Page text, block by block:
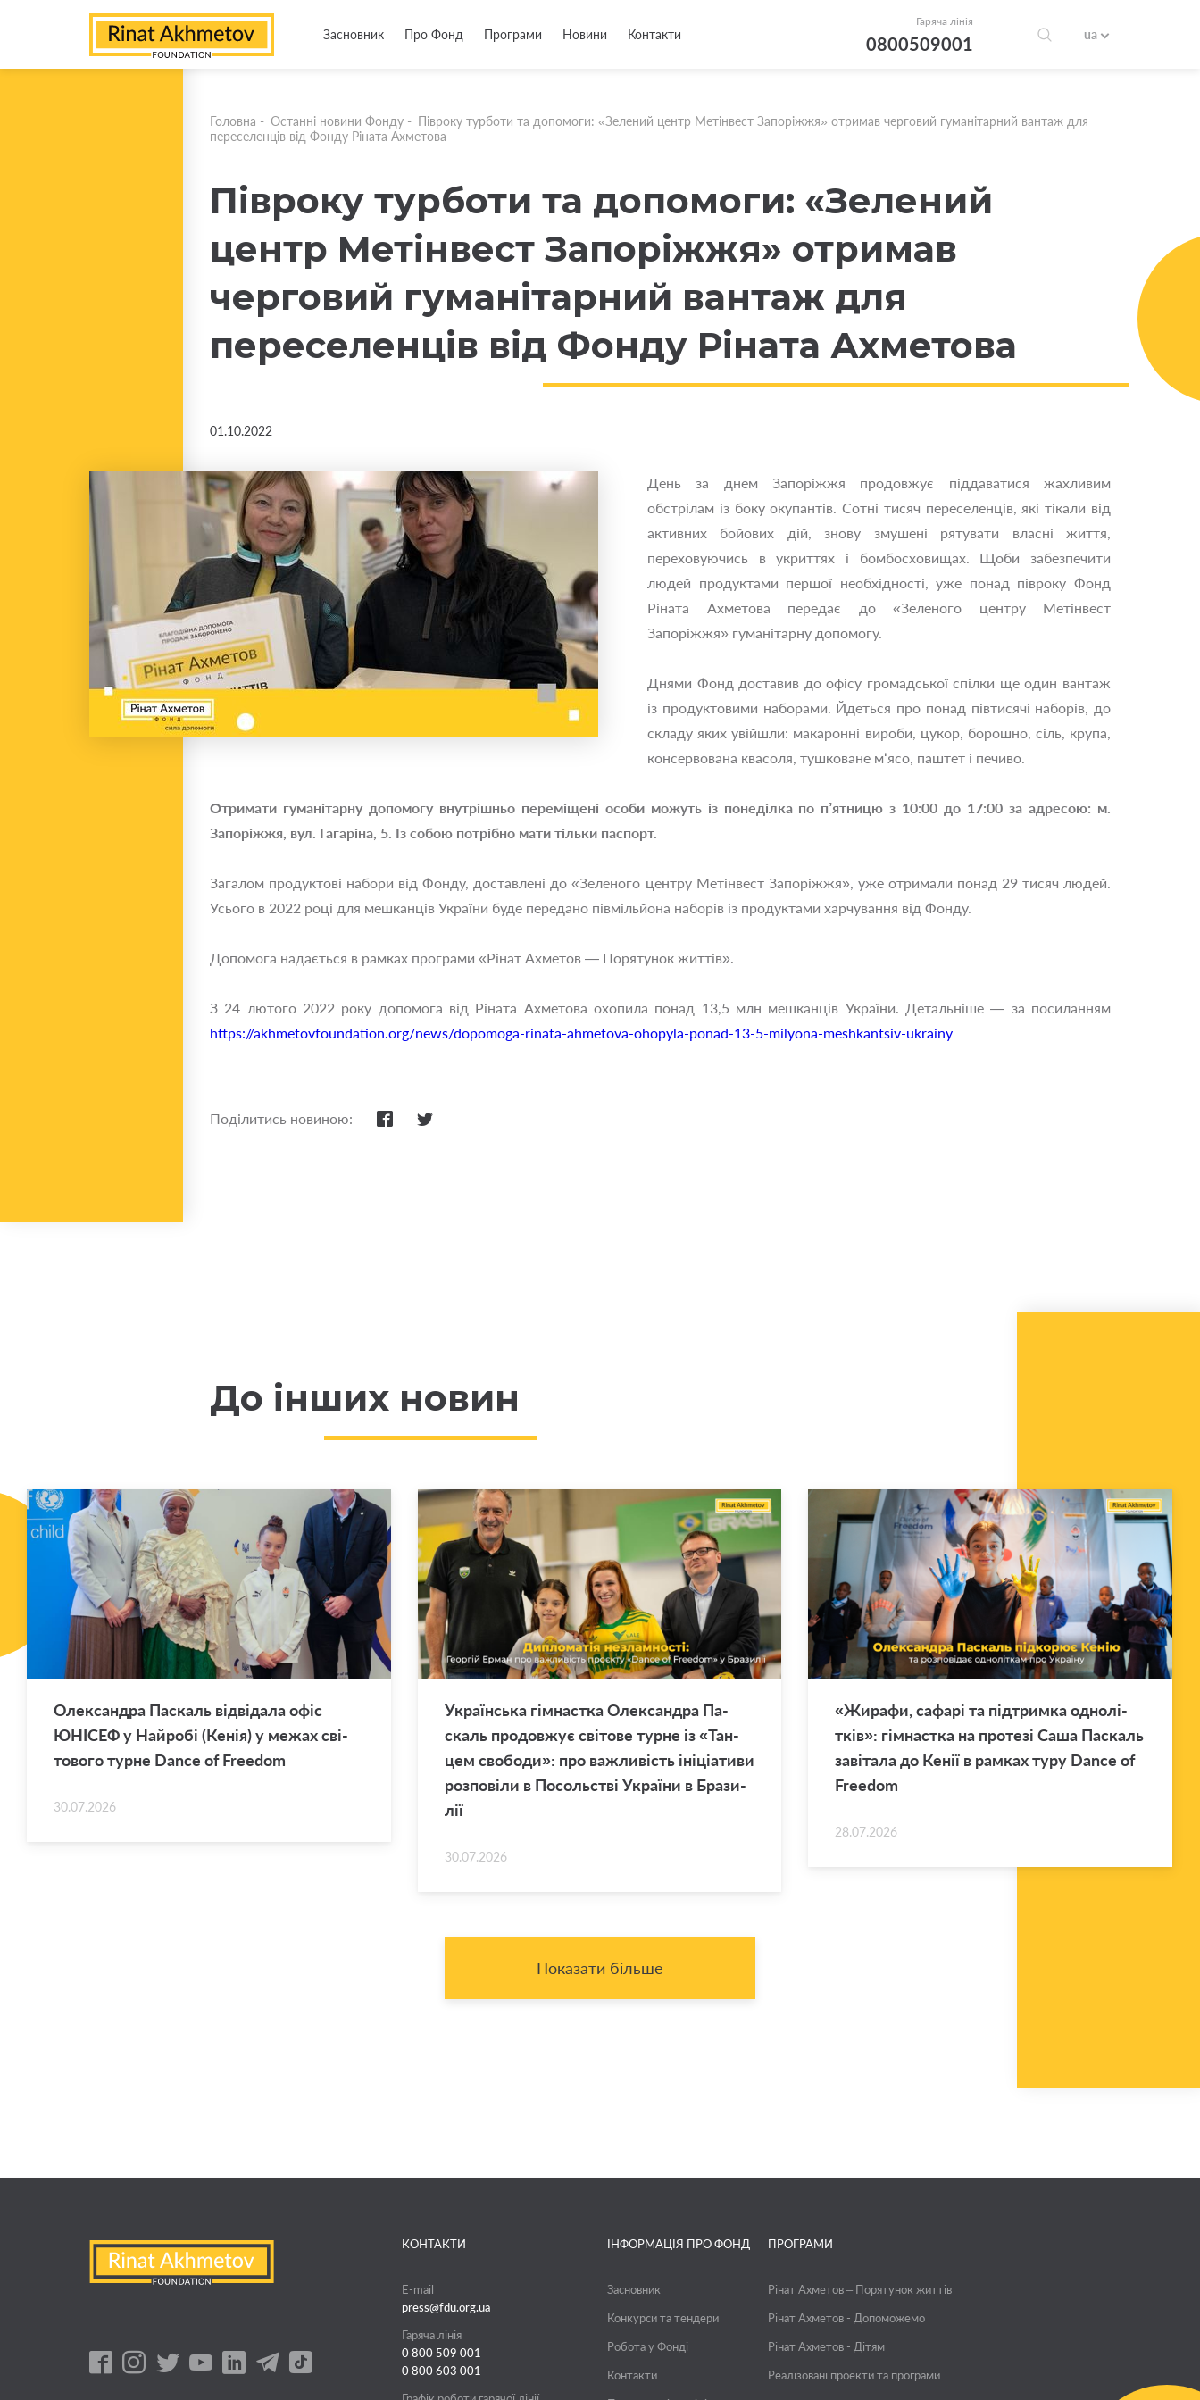
Засновник Про Фонд Програми Новини Контакти
Гаряча лінія
0800509001 ua
Головна - Останні новини Фонду - Півроку турботи та допомоги: «Зелений центр Метінвест Запоріжжя» отримав черговий гуманітарний вантаж для
переселенців від Фонду Ріната Ахметова
Півроку турботи та допомоги: «Зелений
центр Метінвест Запоріжжя» отримав
черговий гуманітарний вантаж для
переселенців від Фонду Ріната Ахметова
01.10.2022
День за днем Запоріжжя продовжує піддаватися жахливим
обстрілам із боку окупантів. Сотні тисяч переселенців, які тікали від
активних бойових дій, знову змушені рятувати власні життя,
переховуючись в укриттях і бомбосховищах. Щоби забезпечити
людей продуктами першої необхідності, уже понад півроку Фонд
Ріната Ахметова передає до «Зеленого центру Метінвест
Запоріжжя» гуманітарну допомогу.
Днями Фонд доставив до офісу громадської спілки ще один вантаж
із продуктовими наборами. Йдеться про понад півтисячі наборів, до
складу яких увійшли: макаронні вироби, цукор, борошно, сіль, крупа,
консервована квасоля, тушковане м‘ясо, паштет і печиво.
Отримати гуманітарну допомогу внутрішньо переміщені особи можуть із понеділка по п’ятницю з 10:00 до 17:00 за адресою: м.
Запоріжжя, вул. Гагаріна, 5. Із собою потрібно мати тільки паспорт.
Загалом продуктові набори від Фонду, доставлені до «Зеленого центру Метінвест Запоріжжя», уже отримали понад 29 тисяч людей.
Усього в 2022 році для мешканців України буде передано півмільйона наборів із продуктами харчування від Фонду.
Допомога надається в рамках програми «Рінат Ахметов — Порятунок життів».
З 24 лютого 2022 року допомога від Ріната Ахметова охопила понад 13,5 млн мешканців України. Детальніше — за посиланням
https://akhmetovfoundation.org/news/dopomoga-rinata-ahmetova-ohopyla-ponad-13-5-milyona-meshkantsiv-ukrainy
Поділитись новиною:
До інших новин
Оле­ксан­дра Па­скаль від­ві­да­ла офіс
ЮНІ­СЕФ у Най­ро­бі (Кенія) у межах сві­
то­во­го турне Dance of Freedom
30.07.2026
Укра­їн­ська гім­нас­тка Оле­ксан­дра Па­
скаль про­дов­жує сві­то­ве турне із «Тан­
цем сво­бо­ди»: про ва­жли­вість іні­ці­а­ти­ви
роз­по­ві­ли в По­соль­стві Укра­ї­ни в Бра­зи­
лії
30.07.2026
«Жи­ра­фи, са­фа­рі та під­трим­ка одно­лі­
тків»: гім­нас­тка на про­те­зі Саша Па­скаль
за­ві­та­ла до Кенії в рам­ках туру Dance of
Freedom
28.07.2026
Показати більше
КОНТАКТИ
E-mail
press@fdu.org.ua
Гаряча лінія
0 800 509 001
0 800 603 001
ІНФОРМАЦІЯ ПРО ФОНД
Засновник
Конкурси та тендери
Робота у Фонді
Контакти
ПРОГРАМИ
Рінат Ахметов – Порятунок життів
Рінат Ахметов - Допоможемо
Рінат Ахметов - Дітям
Реалізовані проекти та програми